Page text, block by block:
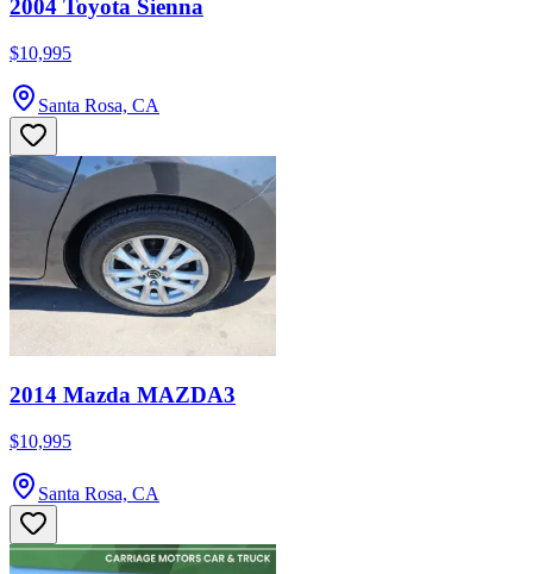
2004 Toyota Sienna
$10,995
Santa Rosa, CA
2014 Mazda MAZDA3
$10,995
Santa Rosa, CA